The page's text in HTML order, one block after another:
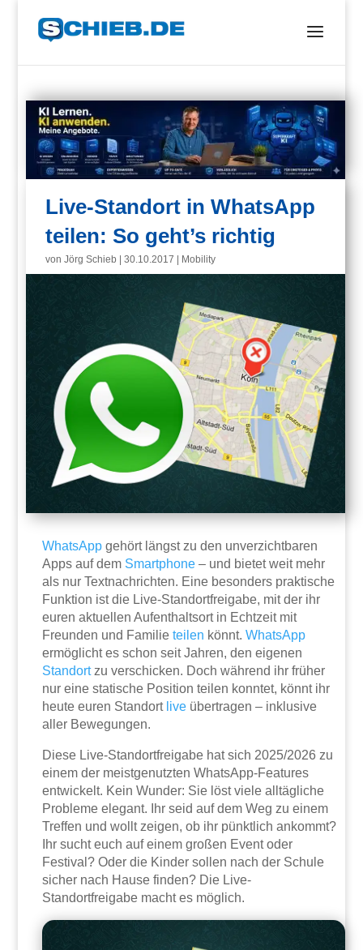
Live-Standort in WhatsApp
teilen: So geht’s richtig
vonJörg Schieb |30.10.2017 Mobility
WhatsApp gehört längst zu den unverzichtbaren
Apps auf dem Smartphone – und bietet weit mehr
als nur Textnachrichten. Eine besonders praktische
Funktion ist die Live-Standortfreigabe, mit der ihr
euren aktuellen Aufenthaltsort in Echtzeit mit
Freunden und Familieteilen könnt.WhatsApp
ermöglicht es schon seit Jahren, den eigenen
Standortzu verschicken. Doch während ihr früher
nur eine statische Position teilen konntet, könnt ihr
heute euren Standort live übertragen – inklusive
aller Bewegungen.
Diese Live-Standortfreigabe hat sich 2025/2026 zu
einem der meistgenutzten WhatsApp-Features
entwickelt. Kein Wunder: Sie löst viele alltägliche
Probleme elegant. Ihr seid auf dem Weg zu einem
Treffen und wollt zeigen, ob ihr pünktlich ankommt?
Ihr sucht euch auf einem großen Event oder
Festival? Oder die Kinder sollen nach der Schule
sicher nach Hause finden? Die Live-
Standortfreigabe macht es möglich.